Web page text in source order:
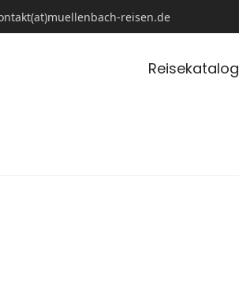
reisen.de
Reisekatalog